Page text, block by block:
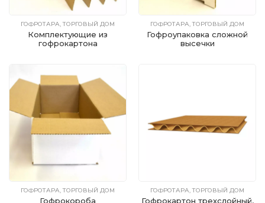
ГОФРОТАРА, ТОРГОВЫЙ ДОМ
Комплектующие из
гофрокартона
ГОФРОТАРА, ТОРГОВЫЙ ДОМ
Гофроупаковка сложной
высечки
ГОФРОТАРА, ТОРГОВЫЙ ДОМ
Гофрокороба
ГОФРОТАРА, ТОРГОВЫЙ ДОМ
Гофрокартон трехслойный,